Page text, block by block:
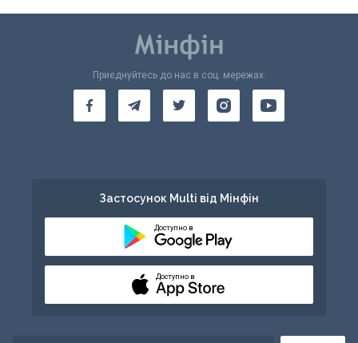
Приєднуйтесь до нас в соц. мережах:
Застосунок Multi від Мінфін
Доступно в
Доступно в